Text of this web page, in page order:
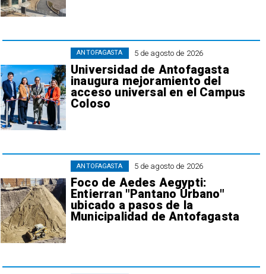
5 de agosto de 2026
Universidad de Antofagasta
inaugura mejoramiento del
acceso universal en el Campus
Coloso
ANTOFAGASTA
5 de agosto de 2026
Foco de Aedes Aegypti:
Entierran "Pantano Urbano"
ubicado a pasos de la
Municipalidad de Antofagasta
ANTOFAGASTA